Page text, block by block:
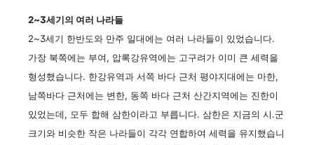
2~3세기의 여러 나라들
2~3세기 한반도와 만주 일대에는 여러 나라들이 있었습니다.
가장 북쪽에는 부여, 압록강유역에는 고구려가 이미 큰 세력을
형성했습니다. 한강유역과 서쪽 바다 근처 평야지대에는 마한,
남쪽바다 근처에는 변한, 동쪽 바다 근처 산간지역에는 진한이
있었는데, 모두 합해 삼한이라고 부릅니다. 삼한은 지금의 시.군
크기와 비슷한 작은 나라들이 각각 연합하여 세력을 유지했습니